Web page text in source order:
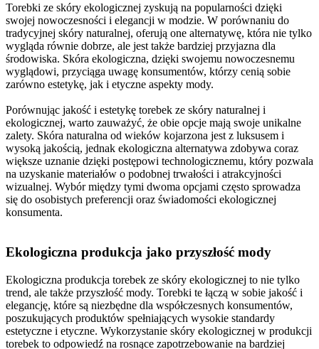
Torebki ze skóry ekologicznej zyskują na popularności dzięki
swojej nowoczesności i elegancji w modzie. W porównaniu do
tradycyjnej skóry naturalnej, oferują one alternatywę, która nie tylko
wygląda równie dobrze, ale jest także bardziej przyjazna dla
środowiska. Skóra ekologiczna, dzięki swojemu nowoczesnemu
wyglądowi, przyciąga uwagę konsumentów, którzy cenią sobie
zarówno estetykę, jak i etyczne aspekty mody.
Porównując jakość i estetykę torebek ze skóry naturalnej i
ekologicznej, warto zauważyć, że obie opcje mają swoje unikalne
zalety. Skóra naturalna od wieków kojarzona jest z luksusem i
wysoką jakością, jednak ekologiczna alternatywa zdobywa coraz
większe uznanie dzięki postępowi technologicznemu, który pozwala
na uzyskanie materiałów o podobnej trwałości i atrakcyjności
wizualnej. Wybór między tymi dwoma opcjami często sprowadza
się do osobistych preferencji oraz świadomości ekologicznej
konsumenta.
Ekologiczna produkcja jako przyszłość mody
Ekologiczna produkcja torebek ze skóry ekologicznej to nie tylko
trend, ale także przyszłość mody. Torebki te łączą w sobie jakość i
elegancję, które są niezbędne dla współczesnych konsumentów,
poszukujących produktów spełniających wysokie standardy
estetyczne i etyczne. Wykorzystanie skóry ekologicznej w produkcji
torebek to odpowiedź na rosnące zapotrzebowanie na bardziej